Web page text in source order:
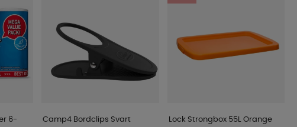
6-
Camp4 Bordclips Svart Lock Strongbox 55L Orange